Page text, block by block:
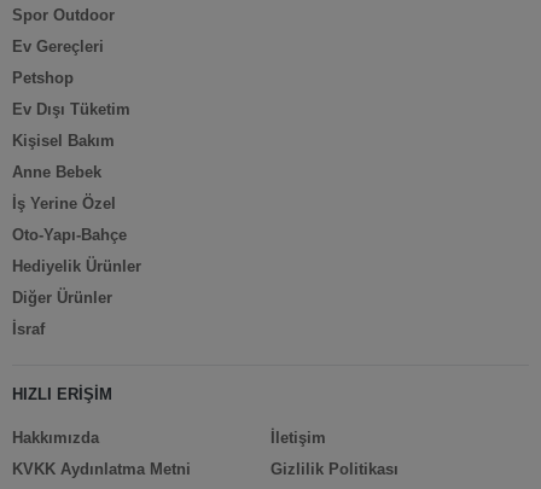
Spor Outdoor
Ev Gereçleri
Petshop
Ev Dışı Tüketim
Kişisel Bakım
Anne Bebek
İş Yerine Özel
Oto-Yapı-Bahçe
Hediyelik Ürünler
Diğer Ürünler
İsraf
HIZLI ERİŞİM
Hakkımızda
KVKK Aydınlatma Metni
İletişim
Gizlilik Politikası